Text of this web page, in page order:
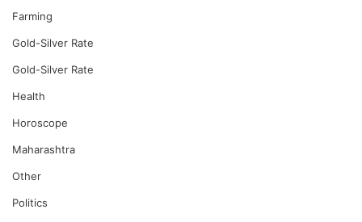
Farming
Gold-Silver Rate
Gold-Silver Rate
Health
Horoscope
Maharashtra
Other
Politics